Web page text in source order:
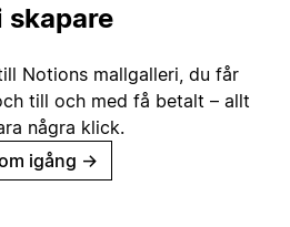
skapare
Notions mallgalleri, du får
till och med få betalt – allt
några klick.
igång →